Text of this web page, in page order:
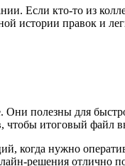
Если кто-то из
истории правок и
полезны для
чтобы итоговый файл
когда нужно
решения отлично